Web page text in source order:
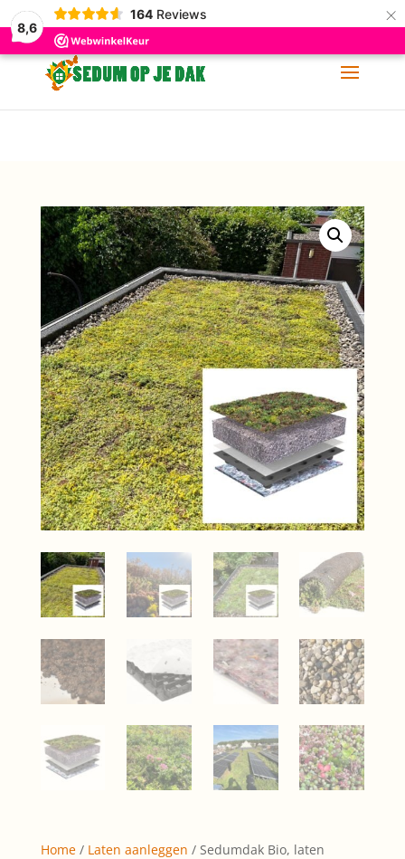
8,6
164 Reviews ×
06-11 88 62 60 info@sedumopjedak.nl
Home/ Laten aanleggen / Sedumdak Bio, laten